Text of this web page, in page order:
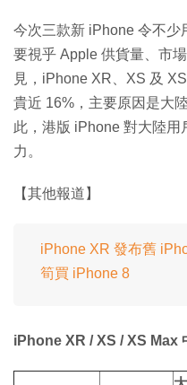
今次三款新 iPhone 令不少
要視乎 Apple 供貨量、市
見，iPhone XR、XS 及
貴近 16%，主要原因是大
此，港版 iPhone 對大陸用
力。
【其他報道】
iPhone XR 發布舊
筍買 iPhone 8
iPhone XR / XS / XS Max